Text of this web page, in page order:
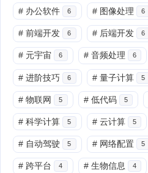
# 办公软件 6 # 图像处理 6
# 前端开发 6 # 后端开发 6
# 元宇宙 6 # 音频处理 6
# 进阶技巧 6 # 量子计算 5
# 物联网 5 # 低代码 5
# 科学计算 5 # 云计算 5
# 自动驾驶 5 # 网络配置 5
# 跨平台 4 # 生物信息 4